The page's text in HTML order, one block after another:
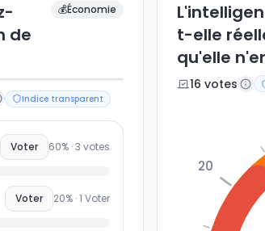
de
💰Économie
Indice transparent
Voter 60% ·3 votes
Voter 20% ·1 Voter
t-elle
qu'elle
16 votes
20